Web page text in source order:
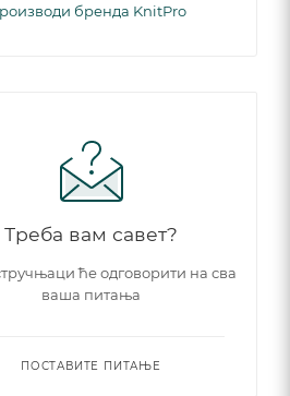
бренда KnitPro
Треба вам савет?
ће одговорити на сва
ваша питања
ПОСТАВИТЕ ПИТАЊЕ